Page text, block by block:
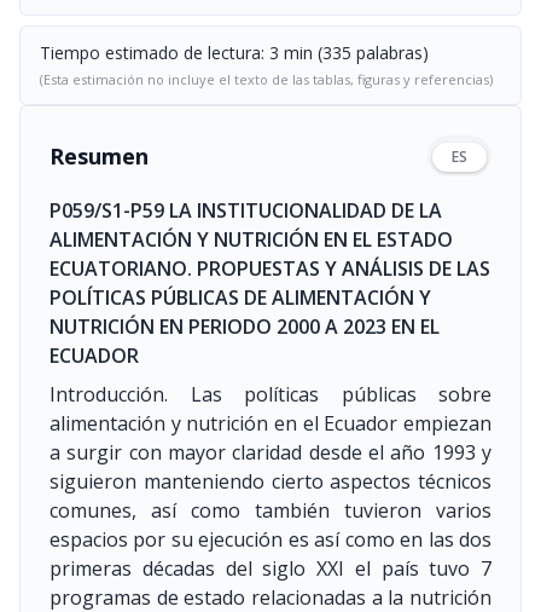
Tiempo estimado de lectura: 3 min (335 palabras)
(Esta estimación no incluye el texto de las tablas, figuras y referencias)
Resumen ES
P059/S1-P59 LA INSTITUCIONALIDAD DE LA
ALIMENTACIÓN Y NUTRICIÓN EN EL ESTADO
ECUATORIANO. PROPUESTAS Y ANÁLISIS DE LAS
POLÍTICAS PÚBLICAS DE ALIMENTACIÓN Y
NUTRICIÓN EN PERIODO 2000 A 2023 EN EL
ECUADOR
Introducción. Las políticas públicas sobre
alimentación y nutrición en el Ecuador empiezan
a surgir con mayor claridad desde el año 1993 y
siguieron manteniendo cierto aspectos técnicos
comunes, así como también tuvieron varios
espacios por su ejecución es así como en las dos
primeras décadas del siglo XXI el país tuvo 7
programas de estado relacionadas a la nutrición